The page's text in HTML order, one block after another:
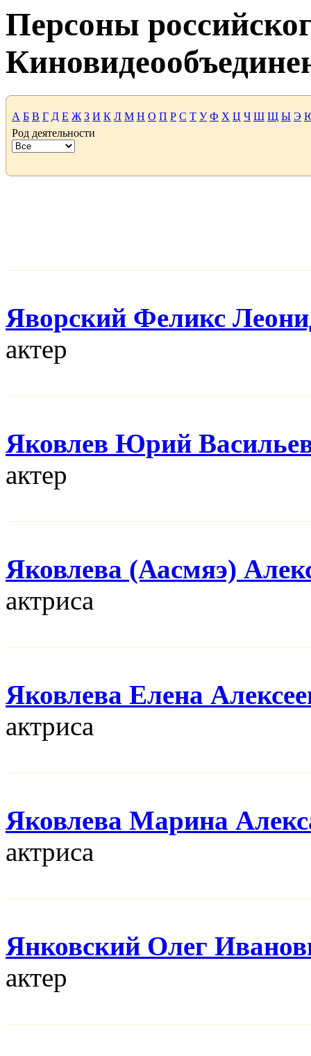
Персоны
А Б В Г Д Е Ж З И К Л М Н О П Р С Т У Ф Х Ц Ч Ш Щ Ы Э
Род деятельности
Яворский Феликс
актер
Яковлев Юрий
актер
Яковлева (Аасмяэ)
актриса
Яковлева Елена
актриса
Яковлева Марина
актриса
Янковский Олег
актер